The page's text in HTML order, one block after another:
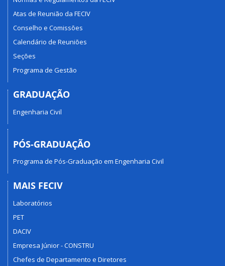
Atas de Reunião da FECIV
Conselho e Comissões
Calendário de Reuniões
Seções
Programa de Gestão
GRADUAÇÃO
Engenharia Civil
PÓS-GRADUAÇÃO
Programa de Pós-Graduação em Engenharia Civil
MAIS FECIV
Laboratórios
PET
DACIV
Empresa Júnior - CONSTRU
Chefes de Departamento e Diretores